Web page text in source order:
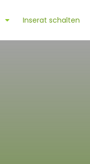
Inserat schalten